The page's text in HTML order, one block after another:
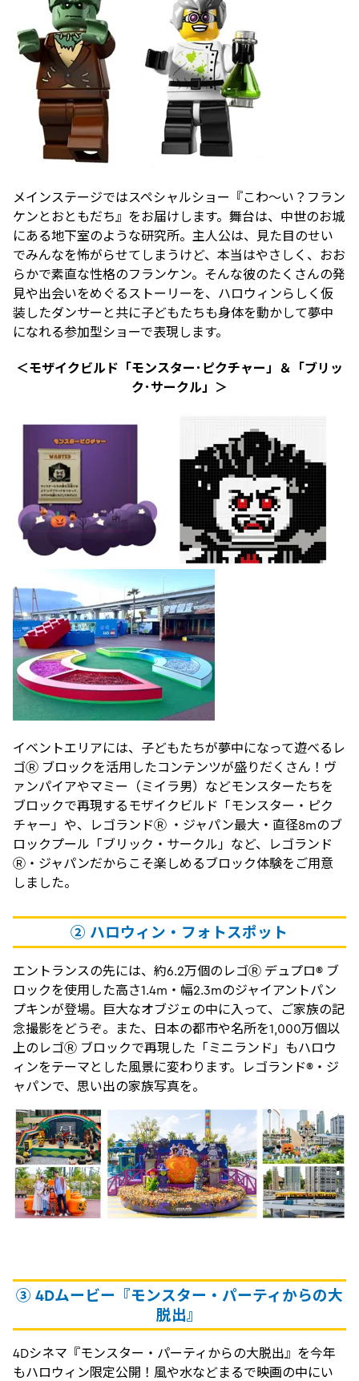
メインステージではスペシャルショー『こわ～い？フラン
ケンとおともだち』をお届けします。舞台は、中世のお城
にある地下室のような研究所。主人公は、見た目のせい
でみんなを怖がらせてしまうけど、本当はやさしく、おお
らかで素直な性格のフランケン。そんな彼のたくさんの発
見や出会いをめぐるストーリーを、ハロウィンらしく仮
装したダンサーと共に子どもたちも身体を動かして夢中
になれる参加型ショーで表現します。
＜モザイクビルド「モンスター･ピクチャー」＆「ブリッ
ク･サークル」＞
イベントエリアには、子どもたちが夢中になって遊べるレ
ゴⓇ ブロックを活用したコンテンツが盛りだくさん！ヴ
ァンパイアやマミー（ミイラ男）などモンスターたちを
ブロックで再現するモザイクビルド「モンスター・ピク
チャー」や、レゴランドⓇ ・ジャパン最大・直径8mのブ
ロックプール「ブリック・サークル」など、レゴランド
Ⓡ・ジャパンだからこそ楽しめるブロック体験をご用意
しました。
② ハロウィン・フォトスポット
エントランスの先には、約6.2万個のレゴⓇ デュプロ® ブ
ロックを使用した高さ1.4m・幅2.3mのジャイアントパン
プキンが登場。巨大なオブジェの中に入って、ご家族の記
念撮影をどうぞ。また、日本の都市や名所を1,000万個以
上のレゴⓇ ブロックで再現した「ミニランド」もハロウ
ィンをテーマとした風景に変わります。レゴランド®・ジ
ャパンで、思い出の家族写真を。
③ 4Dムービー『モンスター・パーティからの大
脱出』
4Dシネマ『モンスター・パーティからの大脱出』を今年
もハロウィン限定公開！風や水などまるで映画の中にい